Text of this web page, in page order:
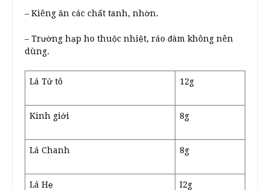
– Kiêng ăn các chất tanh, nhờn.
– Trường hạp ho thuộc nhiệt, ráo đàm không nên
dùng.
Lá Tử tô 12g
Kinh giới 8g
Lá Chanh 8g
Lá Hẹ I2g